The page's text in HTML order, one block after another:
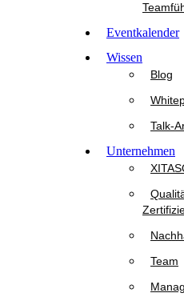
Eventkalender
Wissen
Blog
Talk-
Unternehmen
Team